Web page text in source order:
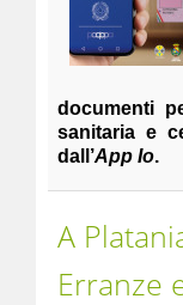
documenti
sanitaria e
dall’App Io.
A
Erranze